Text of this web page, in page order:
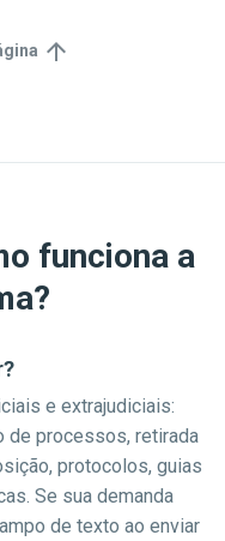
arrow_upward
funciona a
e extrajudiciais:
de processos, retirada
protocolos, guias
Se sua demanda
de texto ao enviar